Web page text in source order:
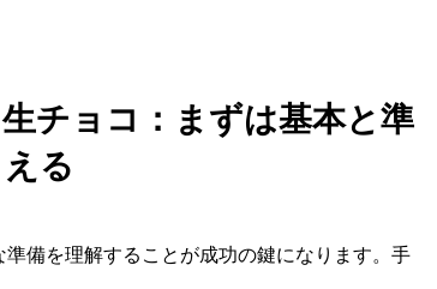
チョコ：まずは基本と準
る
備を理解することが成功の鍵になります。手